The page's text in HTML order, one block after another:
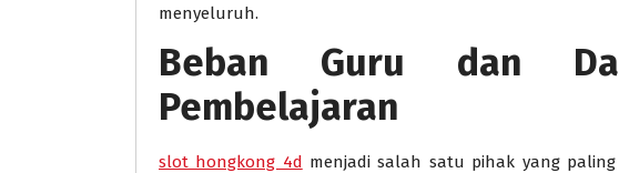
menyeluruh.
Beban Guru dan
Pembelajaran
slot hongkong 4d menjadi salah satu pihak yang